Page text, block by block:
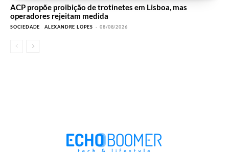
ACP propõe proibição de trotinetes em Lisboa, mas
operadores rejeitam medida
SOCIEDADE ALEXANDRE LOPES - 08/08/2026